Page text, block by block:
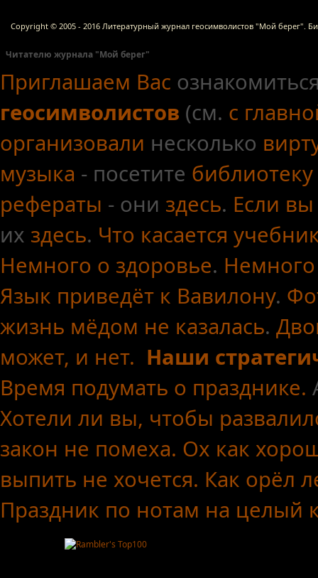
Copyright © 2005 - 2016 Литературный журнал геосимволистов "Мой берег".
Читателю журнала "Мой берег"
Приглашаем Вас
геосимволистов (см. с
организовали несколько
музыка - посетите
рефераты - они здесь. Если
их здесь. Что касается
Немного о здоровье.
Язык приведёт к Вавилону.
жизнь мёдом не казалась.
может, и нет. Наши
Время подумать о празднике.
Хотели ли вы, чтобы
закон не помеха. Ох как
выпить не хочется. Как орёл
Праздник по нотам на целый